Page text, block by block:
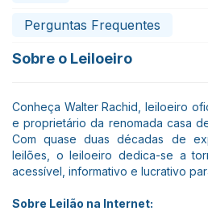
Perguntas Frequentes
Sobre o Leiloeiro
Conheça Walter Rachid, leiloeiro
e proprietário da renomada casa
Com quase duas décadas de
leilões, o leiloeiro dedica-se a
acessível, informativo e lucrativo
Sobre Leilão na Internet: